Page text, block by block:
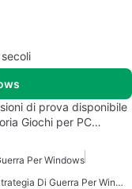
di prova disponibile
Giochi per PC…
Per Windows
Giochi Di Strategia Di Guerra Per Windows